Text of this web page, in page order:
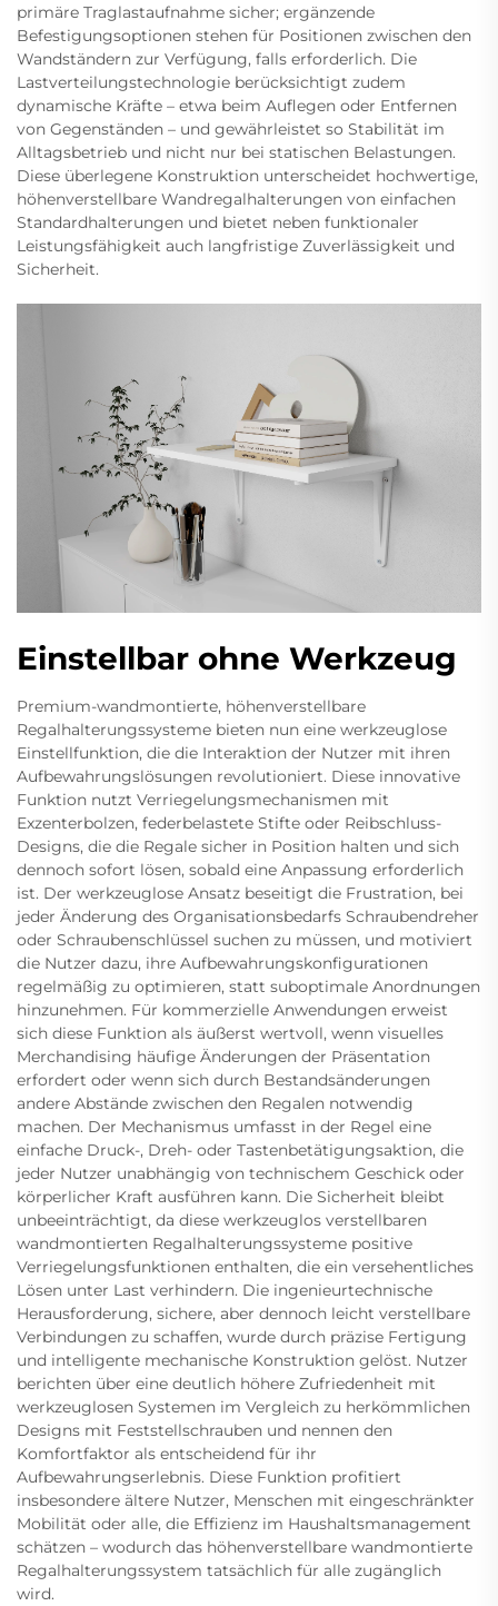
primäre Traglastaufnahme sicher; ergänzende
Befestigungsoptionen stehen für Positionen zwischen den
Wandständern zur Verfügung, falls erforderlich. Die
Lastverteilungstechnologie berücksichtigt zudem
dynamische Kräfte – etwa beim Auflegen oder Entfernen
von Gegenständen – und gewährleistet so Stabilität im
Alltagsbetrieb und nicht nur bei statischen Belastungen.
Diese überlegene Konstruktion unterscheidet hochwertige,
höhenverstellbare Wandregalhalterungen von einfachen
Standardhalterungen und bietet neben funktionaler
Leistungsfähigkeit auch langfristige Zuverlässigkeit und
Sicherheit.
Einstellbar ohne Werkzeug
Premium-wandmontierte, höhenverstellbare
Regalhalterungssysteme bieten nun eine werkzeuglose
Einstellfunktion, die die Interaktion der Nutzer mit ihren
Aufbewahrungslösungen revolutioniert. Diese innovative
Funktion nutzt Verriegelungsmechanismen mit
Exzenterbolzen, federbelastete Stifte oder Reibschluss-
Designs, die die Regale sicher in Position halten und sich
dennoch sofort lösen, sobald eine Anpassung erforderlich
ist. Der werkzeuglose Ansatz beseitigt die Frustration, bei
jeder Änderung des Organisationsbedarfs Schraubendreher
oder Schraubenschlüssel suchen zu müssen, und motiviert
die Nutzer dazu, ihre Aufbewahrungskonfigurationen
regelmäßig zu optimieren, statt suboptimale Anordnungen
hinzunehmen. Für kommerzielle Anwendungen erweist
sich diese Funktion als äußerst wertvoll, wenn visuelles
Merchandising häufige Änderungen der Präsentation
erfordert oder wenn sich durch Bestandsänderungen
andere Abstände zwischen den Regalen notwendig
machen. Der Mechanismus umfasst in der Regel eine
einfache Druck-, Dreh- oder Tastenbetätigungsaktion, die
jeder Nutzer unabhängig von technischem Geschick oder
körperlicher Kraft ausführen kann. Die Sicherheit bleibt
unbeeinträchtigt, da diese werkzeuglos verstellbaren
wandmontierten Regalhalterungssysteme positive
Verriegelungsfunktionen enthalten, die ein versehentliches
Lösen unter Last verhindern. Die ingenieurtechnische
Herausforderung, sichere, aber dennoch leicht verstellbare
Verbindungen zu schaffen, wurde durch präzise Fertigung
und intelligente mechanische Konstruktion gelöst. Nutzer
berichten über eine deutlich höhere Zufriedenheit mit
werkzeuglosen Systemen im Vergleich zu herkömmlichen
Designs mit Feststellschrauben und nennen den
Komfortfaktor als entscheidend für ihr
Aufbewahrungserlebnis. Diese Funktion profitiert
insbesondere ältere Nutzer, Menschen mit eingeschränkter
Mobilität oder alle, die Effizienz im Haushaltsmanagement
schätzen – wodurch das höhenverstellbare wandmontierte
Regalhalterungssystem tatsächlich für alle zugänglich
wird.